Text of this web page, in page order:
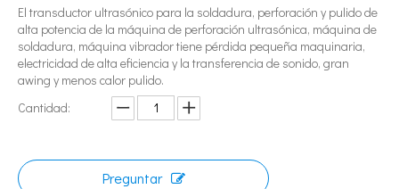
El transductor ultrasónico para la soldadura, perforación y pulido de
alta potencia de la máquina de perforación ultrasónica, máquina de
soldadura, máquina vibrador tiene pérdida pequeña maquinaria,
electricidad de alta eficiencia y la transferencia de sonido, gran
awing y menos calor pulido.
Cantidad:
Preguntar